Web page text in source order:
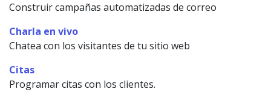
Construir campañas automatizadas de correo
Charla en vivo
Chatea con los visitantes de tu sitio web
Citas
Programar citas con los clientes.